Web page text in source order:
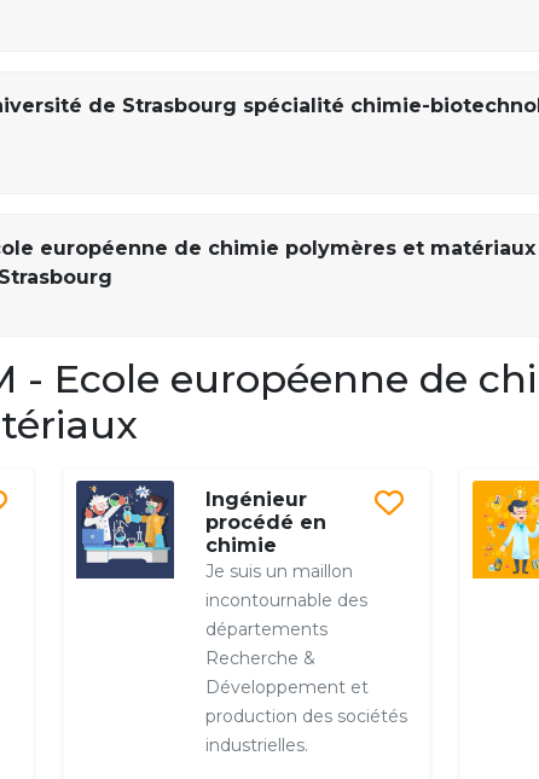
de Strasbourg spécialité chimie-
européenne de chimie polymères et matériaux
- Ecole européenne de
Ingénieur
procédé en
chimie
Je suis un maillon
incontournable des
départements
Recherche &
Développement et
production des sociétés
industrielles.